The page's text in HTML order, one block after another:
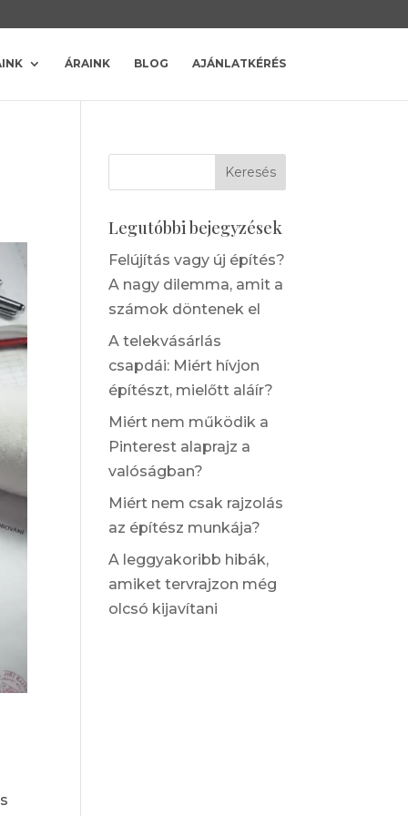
ÁRAINK BLOG AJÁNLATKÉRÉS
Legutóbbi bejegyzések
Felújítás vagy új építés?
A nagy dilemma, amit a
számok döntenek el
A telekvásárlás
csapdái: Miért hívjon
építészt, mielőtt aláír?
Miért nem működik a
Pinterest alaprajz a
valóságban?
Miért nem csak rajzolás
az építész munkája?
A leggyakoribb hibák,
amiket tervrajzon még
olcsó kijavítani